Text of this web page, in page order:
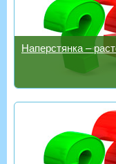
Наперстянка –